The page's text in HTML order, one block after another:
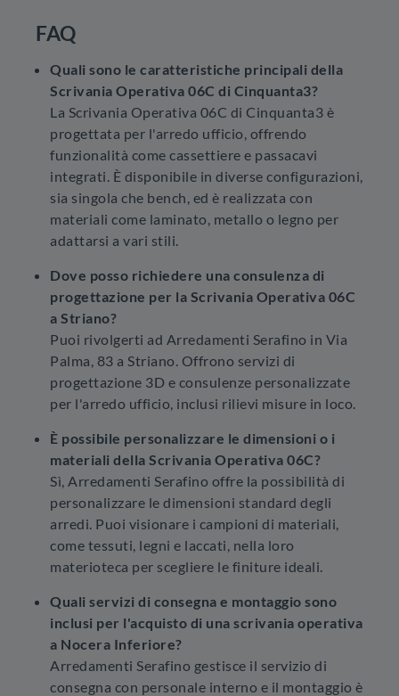
FAQ
Quali sono le caratteristiche principali della
Scrivania Operativa 06C di Cinquanta3?
La Scrivania Operativa 06C di Cinquanta3 è
progettata per l'arredo ufficio, offrendo
funzionalità come cassettiere e passacavi
integrati. È disponibile in diverse configurazioni,
sia singola che bench, ed è realizzata con
materiali come laminato, metallo o legno per
adattarsi a vari stili.
Dove posso richiedere una consulenza di
progettazione per la Scrivania Operativa 06C
a Striano?
Puoi rivolgerti ad Arredamenti Serafino in Via
Palma, 83 a Striano. Offrono servizi di
progettazione 3D e consulenze personalizzate
per l'arredo ufficio, inclusi rilievi misure in loco.
È possibile personalizzare le dimensioni o i
materiali della Scrivania Operativa 06C?
Sì, Arredamenti Serafino offre la possibilità di
personalizzare le dimensioni standard degli
arredi. Puoi visionare i campioni di materiali,
come tessuti, legni e laccati, nella loro
materioteca per scegliere le finiture ideali.
Quali servizi di consegna e montaggio sono
inclusi per l'acquisto di una scrivania operativa
a Nocera Inferiore?
Arredamenti Serafino gestisce il servizio di
consegna con personale interno e il montaggio è